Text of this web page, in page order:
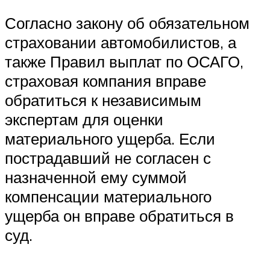
Согласно закону об обязательном
страховании автомобилистов, а
также Правил выплат по ОСАГО,
страховая компания вправе
обратиться к независимым
экспертам для оценки
материального ущерба. Если
пострадавший не согласен с
назначенной ему суммой
компенсации материального
ущерба он вправе обратиться в
суд.